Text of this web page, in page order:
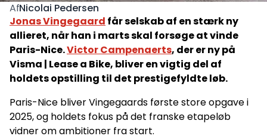
AfNicolai Pedersen
Jonas Vingegaard får selskab af en stærk ny
allieret, når han i marts skal forsøge at vinde
Paris-Nice.Victor Campenaerts, der er ny på
Visma | Lease a Bike, bliver en vigtig del af
holdets opstilling til det prestigefyldte løb.
Paris-Nice bliver Vingegaards første store opgave i
2025, og holdets fokus på det franske etapeløb
vidner om ambitioner fra start.